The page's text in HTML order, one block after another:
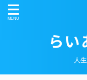
らい
人